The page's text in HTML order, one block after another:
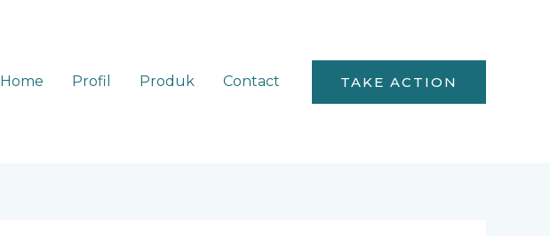
Home Profil Produk Contact TAKE ACTION